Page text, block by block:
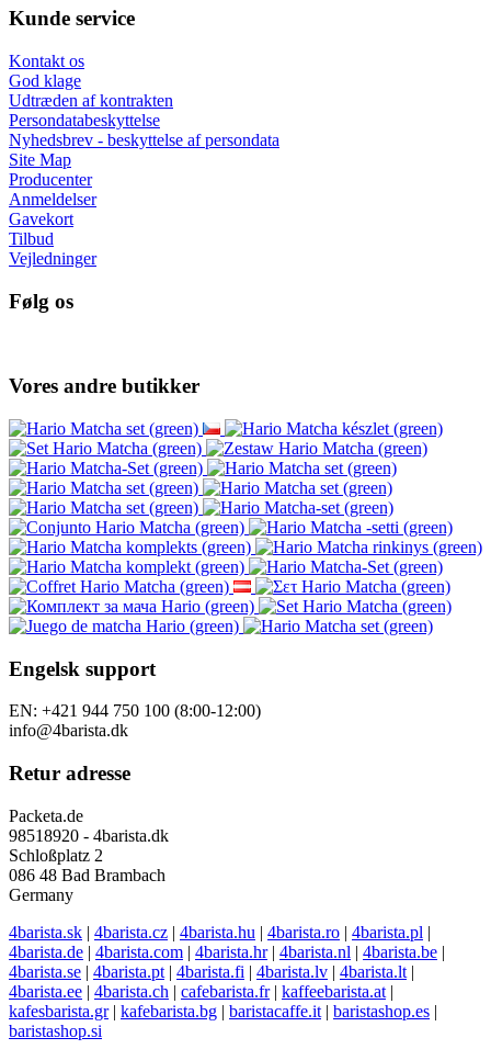
Kunde service
Kontakt os
God klage
Udtræden af kontrakten
Persondatabeskyttelse
Nyhedsbrev - beskyttelse af persondata
Site Map
Producenter
Anmeldelser
Gavekort
Tilbud
Vejledninger
Følg os
Vores andre butikker
Engelsk support
EN: +421 944 750 100 (8:00-12:00)
info@4barista.dk
Retur adresse
Packeta.de
98518920 - 4barista.dk
Schloßplatz 2
086 48 Bad Brambach
Germany
4barista.sk | 4barista.cz | 4barista.hu | 4barista.ro | 4barista.pl |
4barista.de | 4barista.com | 4barista.hr| 4barista.nl | 4barista.be |
4barista.se | 4barista.pt | 4barista.fi | 4barista.lv | 4barista.lt |
4barista.ee | 4barista.ch | cafebarista.fr| kaffeebarista.at |
kafesbarista.gr| kafebarista.bg | baristacaffe.it | baristashop.es |
baristashop.si